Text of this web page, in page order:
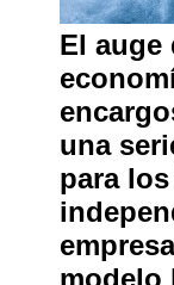
About
Us
for Us
El auge
una
para
modelo